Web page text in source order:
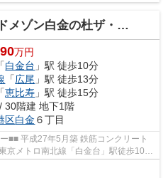
ゾン白金の杜ザ・タワー
万円
「白金台 」駅 徒歩10分
「広尾 」駅 徒歩13分
「恵比寿 」駅 徒歩15分
30階建 地下1階
区白金 ６丁目
リート